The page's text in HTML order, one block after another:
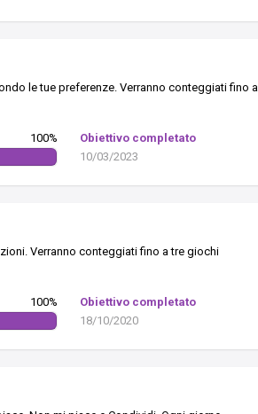
le tue preferenze. Verranno conteggiati fino a
100%
Obiettivo completato
10/03/2023
Verranno conteggiati fino a tre giochi
100%
Obiettivo completato
18/10/2020